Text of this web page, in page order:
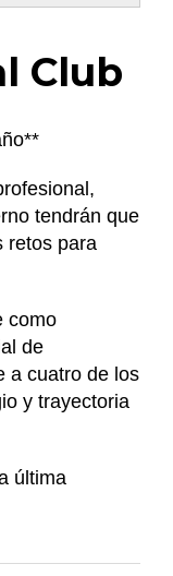
Club
tendrán que
retos para
como
de
a cuatro de los
y trayectoria
última